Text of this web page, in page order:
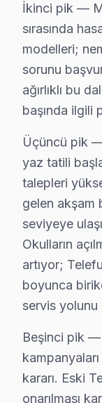
•
•
•
• Beylikdüzü
Telefunken
Ekibimizin farkı:
•
• SMD
•
• Beylikdüzü
• Her
Telefunken
Beylikdüzü
İkinci pik —
sırasında
modelleri;
sorunu
ağırlıklı bu
başında ilgili
Üçüncü pik
yaz tatili
talepleri
gelen akşam
seviyeye
Okulların
artıyor;
boyunca
servis yolunu
Beşinci pik —
kararı. Eski
onarılması